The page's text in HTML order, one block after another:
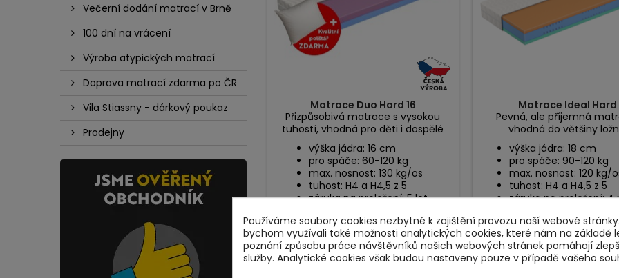
Večerní dodání matrací v Brně
100 dní na vrácení
Výroba atypických matrací
Doprava matrací zdarma po ČR
Vila Stiassny - dárkový poukaz
Prodejny
Matrace Duo Hard 16
Přizpůsobivá matrace s vysokou
tuhostí, vhodná pro děti i dospělé
výška jádra: 16 cm
pro spáče: 60-120 kg
max. nosnost: 130 kg/os
tuhost: H4 a H4,5 z 5
záruka na proležení: 5 let
Cena
4 599 Kč
infoZobrazit
Matrace Ideal Hard
Pevná, ale příjemná
vhodná do většiny
výška jádra: 18 cm
pro spáče: 90-120 kg
max. nosnost: 120 kg/
tuhost: H4 a H4,5 z 5
záruka na proležení: 4
Cena
4 799 Kč
info Zobrazit
Používáme soubory cookies nezbytné k zajištění provozu naší webové
bychom využívali také možnosti analytických cookies, které nám na základě
poznání způsobu práce návštěvníků našich webových stránek pomáhají
služby. Analytické cookies však budou nastaveny pouze v případě vašeho